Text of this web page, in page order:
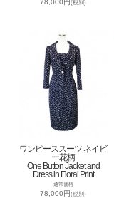
(税別)
ワンピーススーツ ネイビ
ー花柄
One Button Jacket and
Dress in Floral Print
通常価格
78,000円(税別)